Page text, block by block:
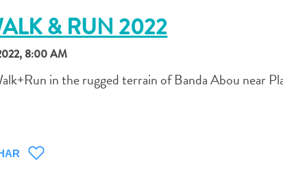
& RUN 2022
8:00 AM
in the rugged terrain of Banda Abou near
se de clicar no